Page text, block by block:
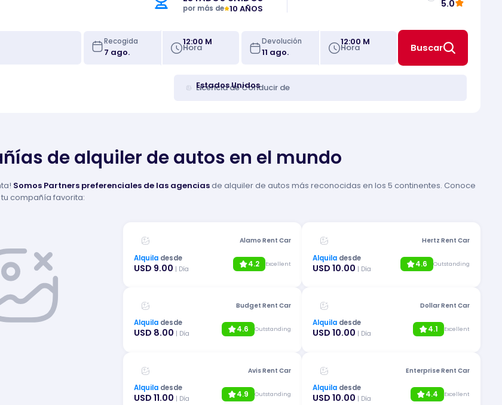
por más de 10 AÑOS 5.0
Recogida
Hora
12:00 M Devolución
Hora
12:00 M
Buscar
Licencia de Conducir de
Estados Unidos
de alquiler de autos en el mundo
Somos Partners preferenciales de las agenciasde alquiler de autos más reconocidas en los 5 continentes. Conoce
compañía favorita:
Alamo Rent Car
Alquila desde
USD 9.00 | Día 4.2 Excellent
Hertz Rent Car
Alquila desde
USD 10.00 | Día 4.6 Outstanding
Budget Rent Car
Alquila desde
USD 8.00 | Día 4.6 Outstanding
Dollar Rent Car
Alquila desde
USD 10.00 | Día 4.1 Excellent
Avis Rent Car
Alquila desde
USD 11.00 | Día 4.9 Outstanding
Enterprise Rent Car
Alquila desde
USD 10.00 | Día 4.4 Excellent